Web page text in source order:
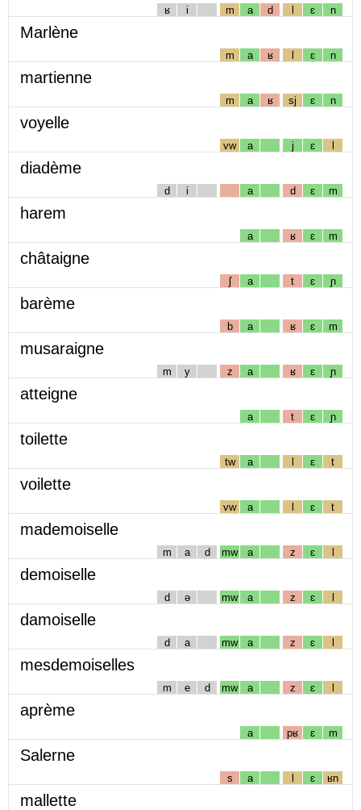
ʁ i m a d l ɛ n
Marlène
m a ʁ l ɛ n
martienne
m a ʁ sj ɛ n
voyelle
vw a j ɛ l
diadème
d i a d ɛ m
harem
a ʁ ɛ m
châtaigne
ʃ a t ɛ ɲ
barème
b a ʁ ɛ m
musaraigne
m y z a ʁ ɛ ɲ
atteigne
a t ɛ ɲ
toilette
tw a l ɛ t
voilette
vw a l ɛ t
mademoiselle
m a d mw a z ɛ l
demoiselle
d ə mw a z ɛ l
damoiselle
d a mw a z ɛ l
mesdemoiselles
m e d mw a z ɛ l
aprème
a pʁ ɛ m
Salerne
s a l ɛ ʁn
mallette